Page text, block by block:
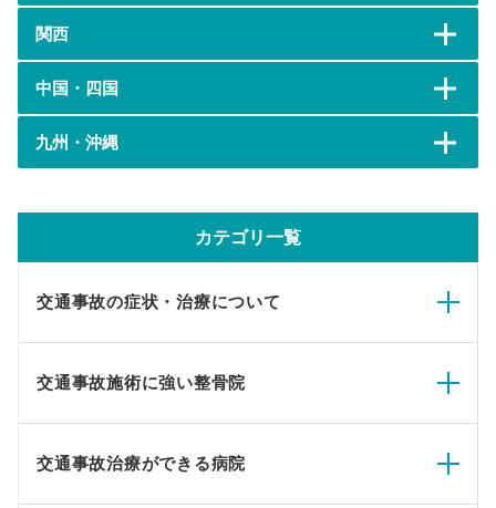
関西
中国・四国
九州・沖縄
カテゴリ一覧
交通事故の症状・治療について
交通事故施術に強い整骨院
交通事故治療ができる病院